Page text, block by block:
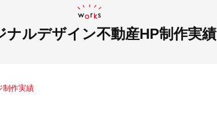
物件 建築・リフォーム テナント
ナルデザイン不動産HP制作実績
制作実績